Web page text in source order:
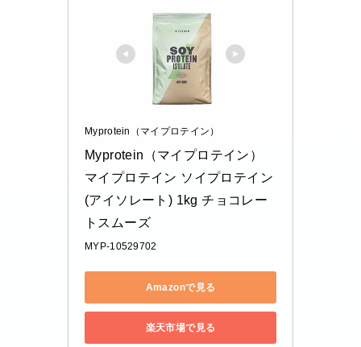
Myprotein（マイプロテイン）
Myprotein（マイプロテイン）
マイプロテイン ソイプロテイン
(アイソレート) 1kg チョコレー
トスムーズ
MYP-10529702
Amazonで見る
楽天市場で見る